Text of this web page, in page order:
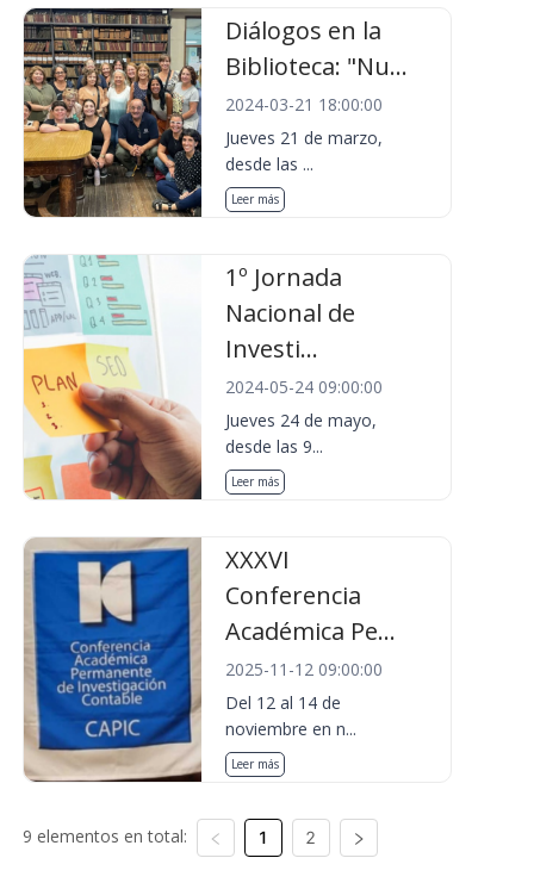
Diálogos en la
Biblioteca: "Nu...
2024-03-21 18:00:00
Jueves 21 de marzo,
desde las ...
Leer más
1º Jornada
Nacional de
Investi...
2024-05-24 09:00:00
Jueves 24 de mayo,
desde las 9...
Leer más
XXXVI
Conferencia
Académica Pe...
2025-11-12 09:00:00
Del 12 al 14 de
noviembre en n...
Leer más
9 elementos en total: 1 2